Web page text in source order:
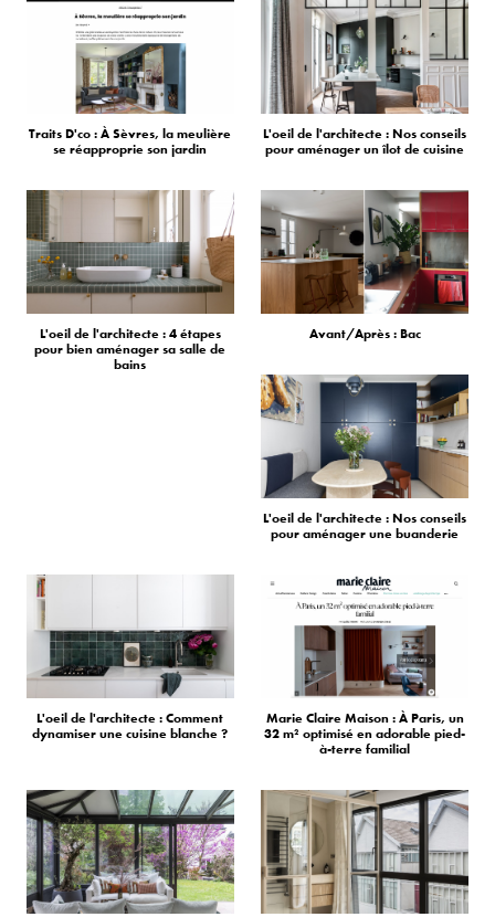
Traits D'co : À Sèvres, la meulière
se réapproprie son jardin
L'oeil de l'architecte : Nos conseils
pour aménager un îlot de cuisine
L'oeil de l'architecte : 4 étapes
pour bien aménager sa salle de
bains
Avant/Après : Bac
L'oeil de l'architecte : Nos conseils
pour aménager une buanderie
L'oeil de l'architecte : Comment
dynamiser une cuisine blanche ?
Marie Claire Maison : À Paris, un
32 m² optimisé en adorable pied-
à-terre familial